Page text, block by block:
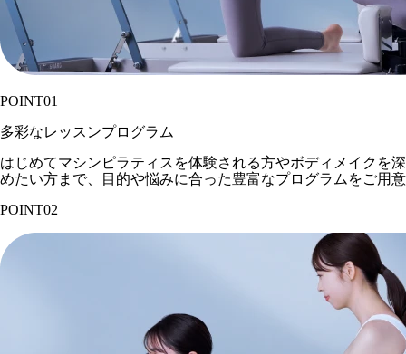
POINT01
多彩なレッスンプログラム
はじめてマシンピラティスを体験される方やボディメイクを深
めたい方まで、目的や悩みに合った豊富なプログラムをご用意
POINT02